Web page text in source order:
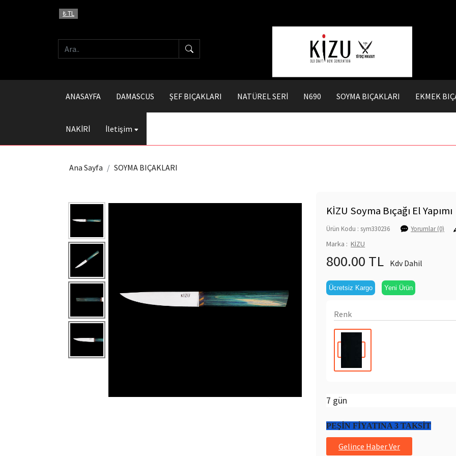
₺ TL
ANASAYFA DAMASCUS ŞEF BIÇAKLARI NATÜREL SERİ N690 SOYMA BIÇAKLARI EKMEK
NAKİRİ İletişim
Ana Sayfa SOYMA BIÇAKLARI
KİZU Soyma Bıçağı El Yapımı
Ürün Kodu : sym330236 Yorumlar (0)
Marka :KİZU
800.00 TL Kdv Dahil
Ücretsiz Kargo Yeni Ürün
Renk
7 gün
PEŞİN FİYATINA 3 TAKSİT
Gelince Haber Ver